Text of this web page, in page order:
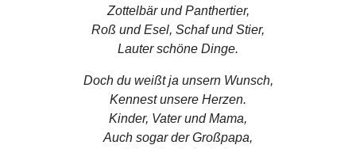
Zottelbär und Panthertier,
Roß und Esel, Schaf und Stier,
Lauter schöne Dinge.
Doch du weißt ja unsern Wunsch,
Kennest unsere Herzen.
Kinder, Vater und Mama,
Auch sogar der Großpapa,